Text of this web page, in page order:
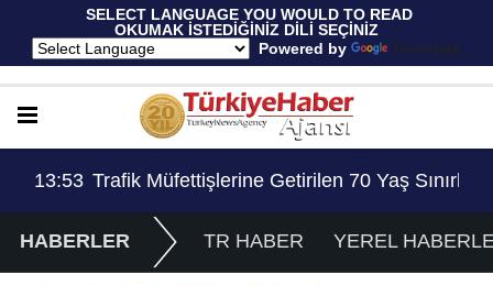
SELECT LANGUAGE YOU WOULD TO READ
OKUMAK İSTEDİĞİNİZ DİLİ SEÇİNİZ
Powered by
Translate
Hapsi, 2 Milyon Lira Ceza..!
13:53 Trafik Müfettişlerine Getirilen 70 Yaş
HABERLER TR HABER YEREL